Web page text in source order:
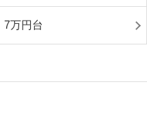
7万円台